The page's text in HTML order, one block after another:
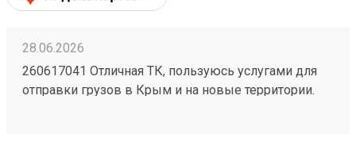
28.06.2026
260617041 Отличная ТК, пользуюсь услугами для
отправки грузов в Крым и на новые территории.